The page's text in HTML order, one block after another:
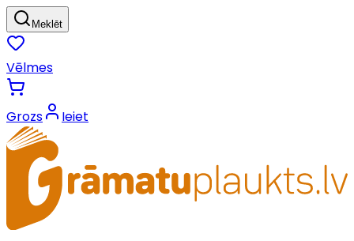
Meklēt
Vēlmes
Grozs Ieiet